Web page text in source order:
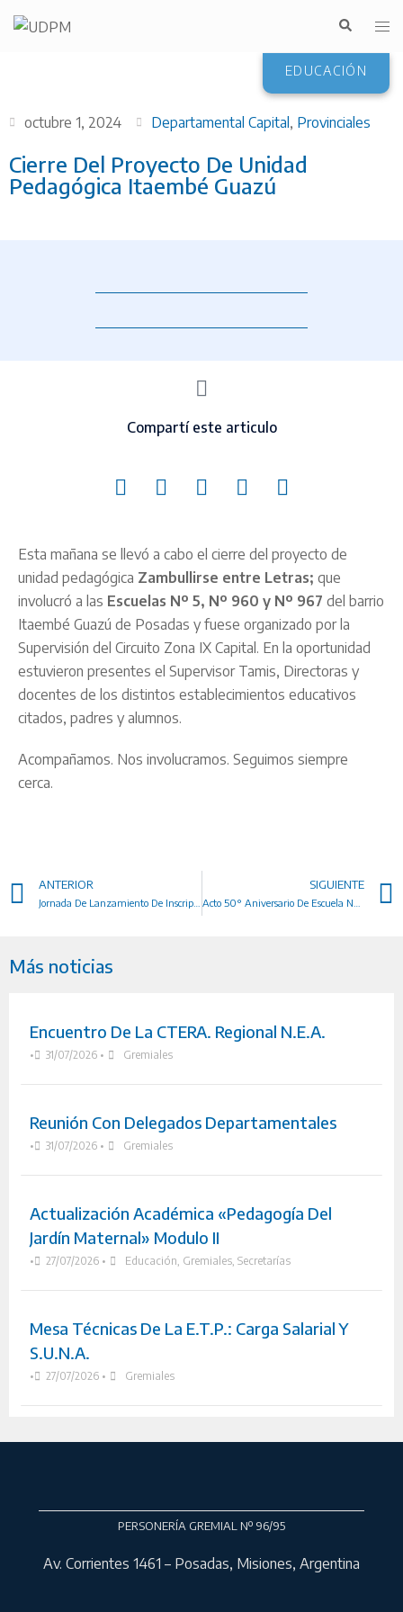
EDUCACIÓN
octubre 1, 2024 Departamental Capital, Provinciales
Cierre Del Proyecto De Unidad
Pedagógica Itaembé Guazú
Compartí este articulo
Esta mañana se llevó a cabo el cierre del proyecto de
unidad pedagógica Zambullirse entre Letras; que
involucró a las Escuelas Nº 5, Nº 960 y Nº 967 del barrio
Itaembé Guazú de Posadas y fuese organizado por la
Supervisión del Circuito Zona IX Capital. En la oportunidad
estuvieron presentes el Supervisor Tamis, Directoras y
docentes de los distintos establecimientos educativos
citados, padres y alumnos.
Acompañamos. Nos involucramos. Seguimos siempre
cerca.
ANTERIOR SIGUIENTE
Más noticias
Encuentro De La CTERA. Regional N.E.A.
• 31/07/2026 • Gremiales
Reunión Con Delegados Departamentales
• 31/07/2026 • Gremiales
Actualización Académica «Pedagogía Del
Jardín Maternal» Modulo II
• 27/07/2026 • Educación Gremiales, Secretarías
Mesa Técnicas De La E.T.P.: Carga Salarial Y
S.U.N.A.
• 27/07/2026 • Gremiales
PERSONERÍA GREMIAL Nº 96/95
Av. Corrientes 1461 – Posadas, Misiones, Argentina